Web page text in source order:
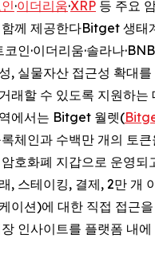
·이더리움·XRP 등 주요
께 제공한다Bitget 생태
인·이더리움·솔라나
, 실물자산 접근성 확대
래할 수 있도록 지원하는
에서는 Bitget 월렛(
체인과 수백만 개의 토
호화폐 지갑으로 운영되
, 스테이킹, 결제, 2만 개
이션)에 대한 직접 접근
인사이트를 플랫폼 내